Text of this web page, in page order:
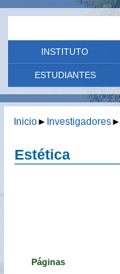
INSTITUTO
ESTUDIANTES
Inicio► Investigadores►
Estética
Páginas